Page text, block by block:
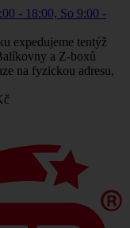
- 18:00, So 9:00 -
expedujeme tentýž
a Z-boxů
na fyzickou adresu,